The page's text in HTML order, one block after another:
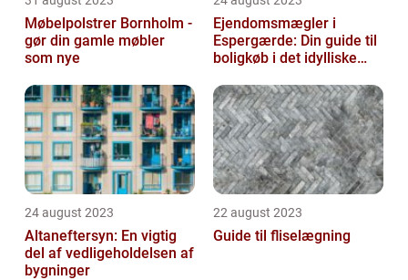
Møbelpolstrer Bornholm -
gør din gamle møbler
som nye
Ejendomsmægler i
Espergærde: Din guide til
boligkøb i det idylliske
24 august 2023
Altaneftersyn: En vigtig
del af vedligeholdelsen af
bygninger
22 august 2023
Guide til fliselægning